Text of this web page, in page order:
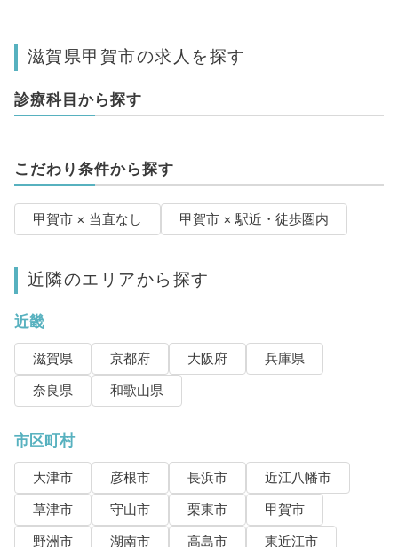
滋賀県甲賀市の求人を探す
診療科目から探す
こだわり条件から探す
甲賀市 × 当直なし 甲賀市 × 駅近・徒歩圏内
近隣のエリアから探す
近畿
滋賀県 京都府 大阪府
兵庫県
奈良県
和歌山県
市区町村
大津市 彦根市 長浜市
近江八幡市
草津市
守山市 栗東市
甲賀市
野洲市
湖南市 高島市
東近江市